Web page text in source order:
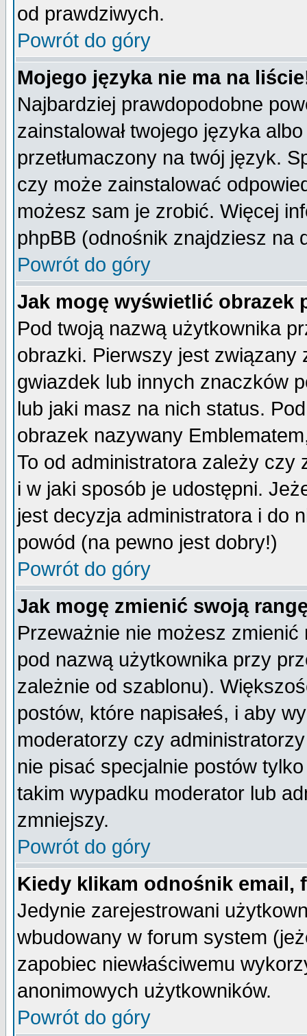
od prawdziwych.
Powrót do góry
Mojego języka nie ma na
Najbardziej prawdopodobne
zainstalował twojego języka
przetłumaczony na twój język.
czy może zainstalować
możesz sam je zrobić. Więcej
phpBB (odnośnik znajdziesz na
Powrót do góry
Jak mogę wyświetlić obrazek
Pod twoją nazwą użytkownika
obrazki. Pierwszy jest
gwiazdek lub innych znaczków
lub jaki masz na nich status.
obrazek nazywany
To od administratora zależy czy
i w jaki sposób je udostępni.
jest decyzja administratora i do
powód (na pewno jest dobry!)
Powrót do góry
Jak mogę zmienić swoją
Przeważnie nie możesz
pod nazwą użytkownika przy
zależnie od szablonu).
postów, które napisałeś, i aby
moderatorzy czy
nie pisać specjalnie postów
takim wypadku moderator lub
zmniejszy.
Powrót do góry
Kiedy klikam odnośnik email,
Jedynie zarejestrowani
wbudowany w forum system
zapobiec niewłaściwemu
anonimowych użytkowników.
Powrót do góry